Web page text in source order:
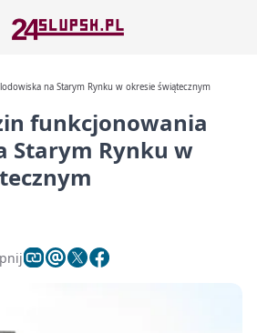
na Starym Rynku w okresie świątecznym
funkcjonowania
Starym Rynku w